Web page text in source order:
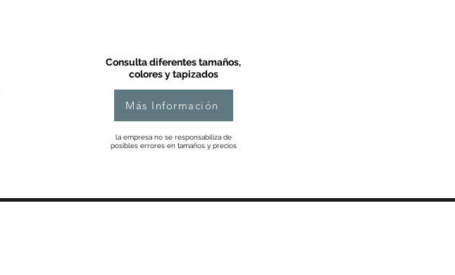
Consulta diferentes tamaños,
colores y tapizados
Más Información
la empresa no se responsabiliza de
posibles errores en tamaños y precios